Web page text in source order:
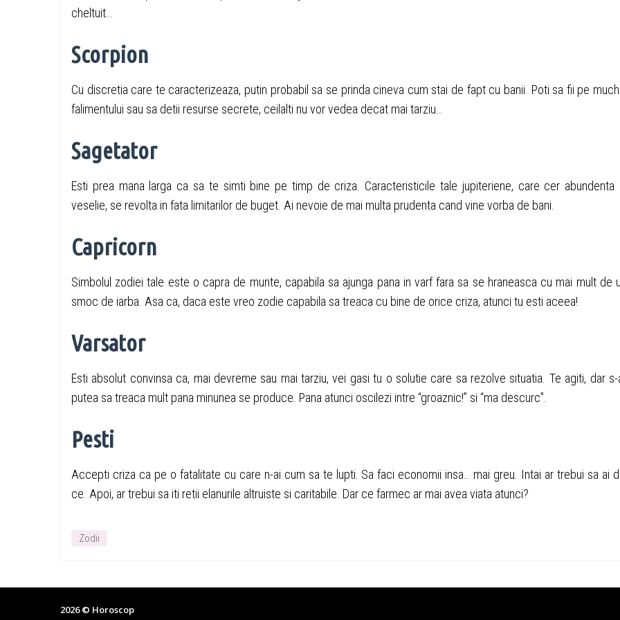
cheltuit…
Scorpion
Cu discretia care te caracterizeaza, putin probabil sa se prinda cineva cum stai de fapt cu banii. Poti sa fii pe
falimentului sau sa detii resurse secrete, ceilalti nu vor vedea decat mai tarziu…
Sagetator
Esti prea mana larga ca sa te simti bine pe timp de criza. Caracteristicile tale jupiteriene, care cer abundenta
veselie, se revolta in fata limitarilor de buget. Ai nevoie de mai multa prudenta cand vine vorba de bani.
Capricorn
Simbolul zodiei tale este o capra de munte, capabila sa ajunga pana in varf fara sa se hraneasca cu mai mult de
smoc de iarba. Asa ca, daca este vreo zodie capabila sa treaca cu bine de orice criza, atunci tu esti aceea!
Varsator
Esti absolut convinsa ca, mai devreme sau mai tarziu, vei gasi tu o solutie care sa rezolve situatia. Te agiti, dar s-
putea sa treaca mult pana minunea se produce. Pana atunci oscilezi intre “groaznic!” si “ma descurc”.
Pesti
Accepti criza ca pe o fatalitate cu care n-ai cum sa te lupti. Sa faci economii insa… mai greu. Intai ar trebui sa ai
ce. Apoi, ar trebui sa iti retii elanurile altruiste si caritabile. Dar ce farmec ar mai avea viata atunci?
Zodii
2026 © Horoscop